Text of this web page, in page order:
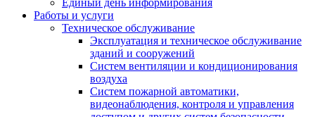
Единый день информирования
Работы и услуги
Техническое обслуживание
Эксплуатация и техническое обслуживание
зданий и сооружений
Систем вентиляции и кондиционирования
воздуха
Систем пожарной автоматики,
видеонаблюдения, контроля и управления